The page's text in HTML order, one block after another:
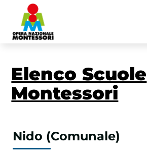
Elenco Scuole
Montessori
Nido (Comunale)